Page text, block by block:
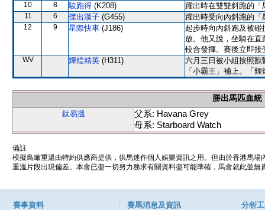
10 8 駿跑得 (K208) 躍出時在雙雙斜跑的
11 6 傑出漢子 (G455) 躍出時受向內斜跑的「
12 9 星際快車 (J186)
起步時向內斜跑及被
放。他又說，坐騎在
較合發揮。賽後立即
WV 輝煌精英 (H311)
六月三日被小組按照
「小霸王」補上。「
勝出馬匹血統
鈦易搵
父系: Havana Grey
母系: Starboard Watch
備註
模擬鳥瞰重溫由特約供應商提供，供馬迷作個人娛樂資訊之用。但由於香港馬
重溫片段出現偏差。本會已盡一切努力務求有關資料盡可能準確，馬會就此並
賽事資料 賽馬消息及資訊 分析